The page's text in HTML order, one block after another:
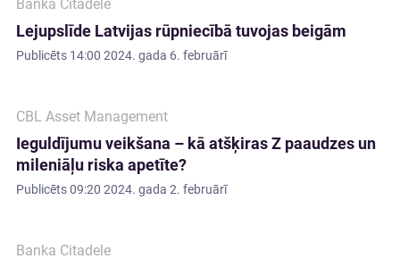
Banka Citadele
Lejupslīde Latvijas rūpniecībā tuvojas beigām
Publicēts 14:00 2024. gada 6. februārī
CBL Asset Management
Ieguldījumu veikšana – kā atšķiras Z paaudzes un
mileniāļu riska apetīte?
Publicēts09:20 2024. gada 2. februārī
Banka Citadele